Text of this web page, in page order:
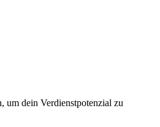
um dein Verdienstpotenzial zu